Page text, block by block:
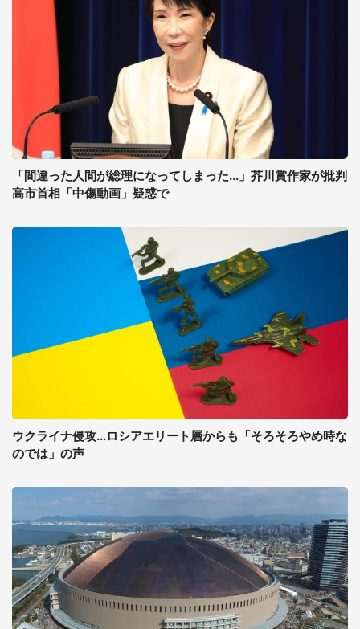
「間違った人間が総理になってしまった...」芥川賞作家が批判
高市首相「中傷動画」疑惑で
ウクライナ侵攻...ロシアエリート層からも「そろそろやめ時な
のでは」の声